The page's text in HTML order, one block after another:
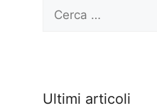
per:
Ultimi articoli